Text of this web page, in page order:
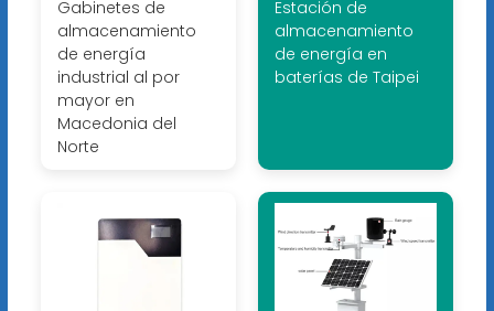
Gabinetes de
almacenamiento
de energía
industrial al por
mayor en
Macedonia del
Norte
Estación de
almacenamiento
de energía en
baterías de Taipei